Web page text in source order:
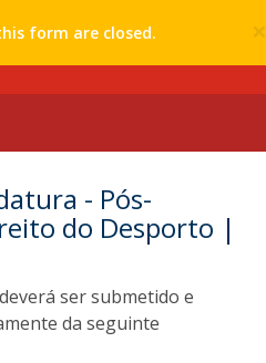
×
form are closed.
- Pós-
do Desporto |
ser submetido e
da seguinte